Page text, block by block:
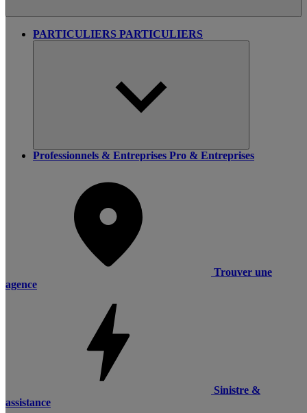
PARTICULIERS PARTICULIERS
Professionnels & Entreprises Pro & Entreprises
Trouver une
agence
Sinistre &
assistance